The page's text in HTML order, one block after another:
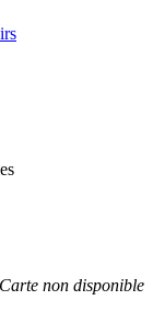
Carte non disponible